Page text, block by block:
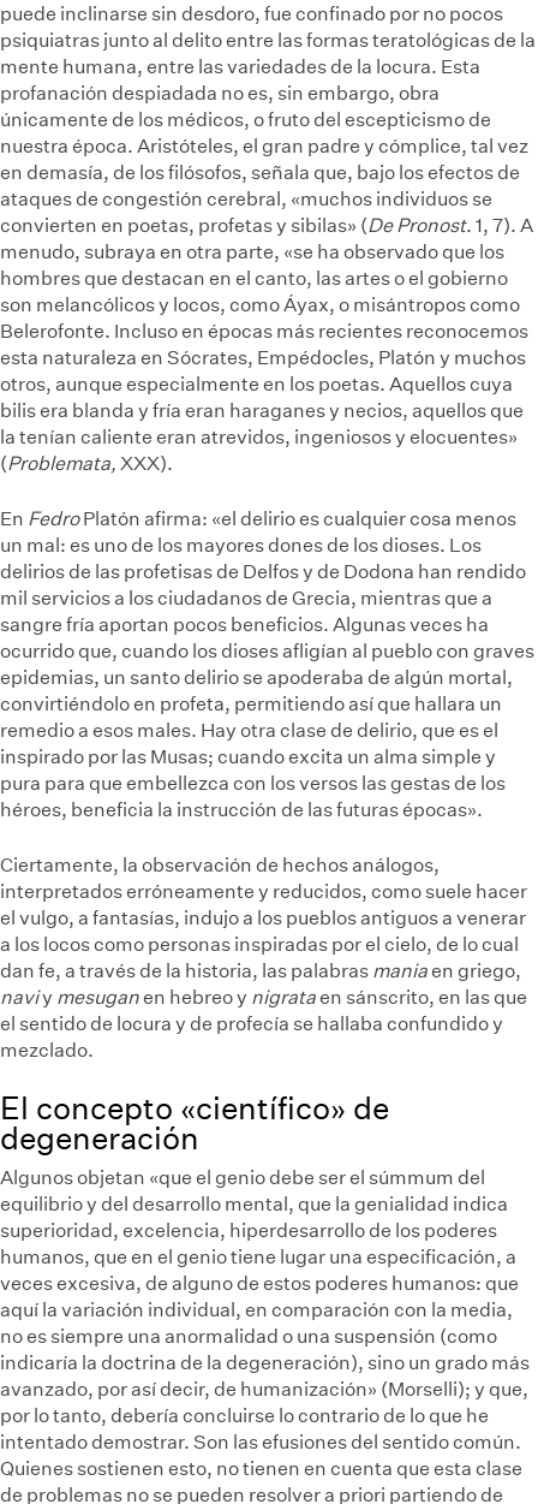
puede inclinarse sin desdoro, fue confinado por no pocos
psiquiatras junto al delito entre las formas teratológicas de la
mente humana, entre las variedades de la locura. Esta
profanación despiadada no es, sin embargo, obra
únicamente de los médicos, o fruto del escepticismo de
nuestra época. Aristóteles, el gran padre y cómplice, tal vez
en demasía, de los filósofos, señala que, bajo los efectos de
ataques de congestión cerebral, «muchos individuos se
convierten en poetas, profetas y sibilas» (De Pronost. 1, 7). A
menudo, subraya en otra parte, «se ha observado que los
hombres que destacan en el canto, las artes o el gobierno
son melancólicos y locos, como Áyax, o misántropos como
Belerofonte. Incluso en épocas más recientes reconocemos
esta naturaleza en Sócrates, Empédocles, Platón y muchos
otros, aunque especialmente en los poetas. Aquellos cuya
bilis era blanda y fría eran haraganes y necios, aquellos que
la tenían caliente eran atrevidos, ingeniosos y elocuentes»
(Problemata, XXX).
En FedroPlatón afirma: «el delirio es cualquier cosa menos
un mal: es uno de los mayores dones de los dioses. Los
delirios de las profetisas de Delfos y de Dodona han rendido
mil servicios a los ciudadanos de Grecia, mientras que a
sangre fría aportan pocos beneficios. Algunas veces ha
ocurrido que, cuando los dioses afligían al pueblo con graves
epidemias, un santo delirio se apoderaba de algún mortal,
convirtiéndolo en profeta, permitiendo así que hallara un
remedio a esos males. Hay otra clase de delirio, que es el
inspirado por las Musas; cuando excita un alma simple y
pura para que embellezca con los versos las gestas de los
héroes, beneficia la instrucción de las futuras épocas».
Ciertamente, la observación de hechos análogos,
interpretados erróneamente y reducidos, como suele hacer
el vulgo, a fantasías, indujo a los pueblos antiguos a venerar
a los locos como personas inspiradas por el cielo, de lo cual
dan fe, a través de la historia, las palabras maniaen griego,
naviy mesuganen hebreo y nigrataen sánscrito, en las que
el sentido de locura y de profecía se hallaba confundido y
mezclado.
El concepto «científico» de
degeneración
Algunos objetan «que el genio debe ser el súmmum del
equilibrio y del desarrollo mental, que la genialidad indica
superioridad, excelencia, hiperdesarrollo de los poderes
humanos, que en el genio tiene lugar una especificación, a
veces excesiva, de alguno de estos poderes humanos: que
aquí la variación individual, en comparación con la media,
no es siempre una anormalidad o una suspensión (como
indicaría la doctrina de la degeneración), sino un grado más
avanzado, por así decir, de humanización» (Morselli); y que,
por lo tanto, debería concluirse lo contrario de lo que he
intentado demostrar. Son las efusiones del sentido común.
Quienes sostienen esto, no tienen en cuenta que esta clase
de problemas no se pueden resolver a priori partiendo de